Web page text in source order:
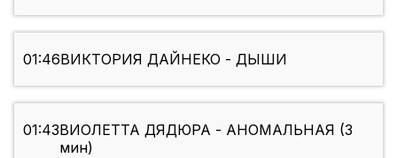
01:46ВИКТОРИЯ ДАЙНЕКО - ДЫШИ
01:43ВИОЛЕТТА ДЯДЮРА - АНОМАЛЬНАЯ (3
мин)